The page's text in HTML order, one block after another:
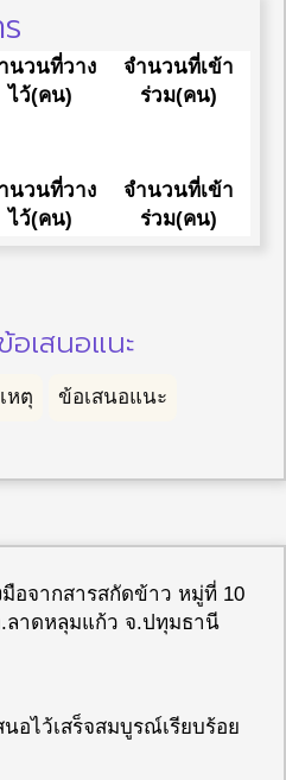
นวนที่วาง
ไว้(คน)
จำนวนที่เข้า
ร่วม(คน)
นวนที่วาง
ไว้(คน)
จำนวนที่เข้า
ร่วม(คน)
เสนอแนะ
หตุ ข้อเสนอแนะ
อจากสารสกัดข้าว หมู่ที่ 10
ลาดหลุมแก้ว จ.ปทุมธานี
อไว้เสร็จสมบูรณ์เรียบร้อย